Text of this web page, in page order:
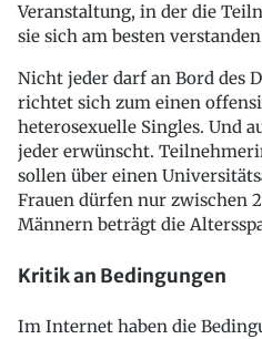
Veranstaltung, in der die
sie sich am besten
Nicht jeder darf an Bord des
richtet sich zum einen
heterosexuelle Singles. Und
jeder erwünscht.
sollen über einen
Frauen dürfen nur zwischen
Männern beträgt die
Kritik an Bedingungen
Im Internet haben die